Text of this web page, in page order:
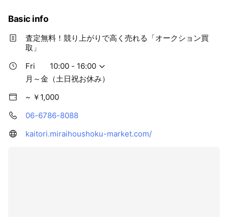
Basic info
査定無料！競り上がりで高く売れる「オークション買
取」
Fri
10:00 - 16:00
月～金（土日祝お休み）
~ ￥1,000
06-6786-8088
kaitori.miraihoushoku-market.com/